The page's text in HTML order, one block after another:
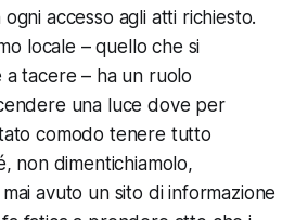
accesso agli atti richiesto.
locale – quello che si
tacere – ha un ruolo
una luce dove per
comodo tenere tutto
non dimentichiamolo,
avuto un sito di informazione